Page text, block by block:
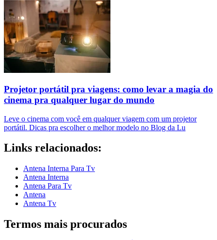
Projetor portátil pra viagens: como levar a magia do
cinema pra qualquer lugar do mundo
Leve o cinema com você em qualquer viagem com um projetor
portátil. Dicas pra escolher o melhor modelo no Blog da Lu
Links relacionados:
Antena Interna Para Tv
Antena Interna
Antena Para Tv
Antena
Antena Tv
Termos mais procurados